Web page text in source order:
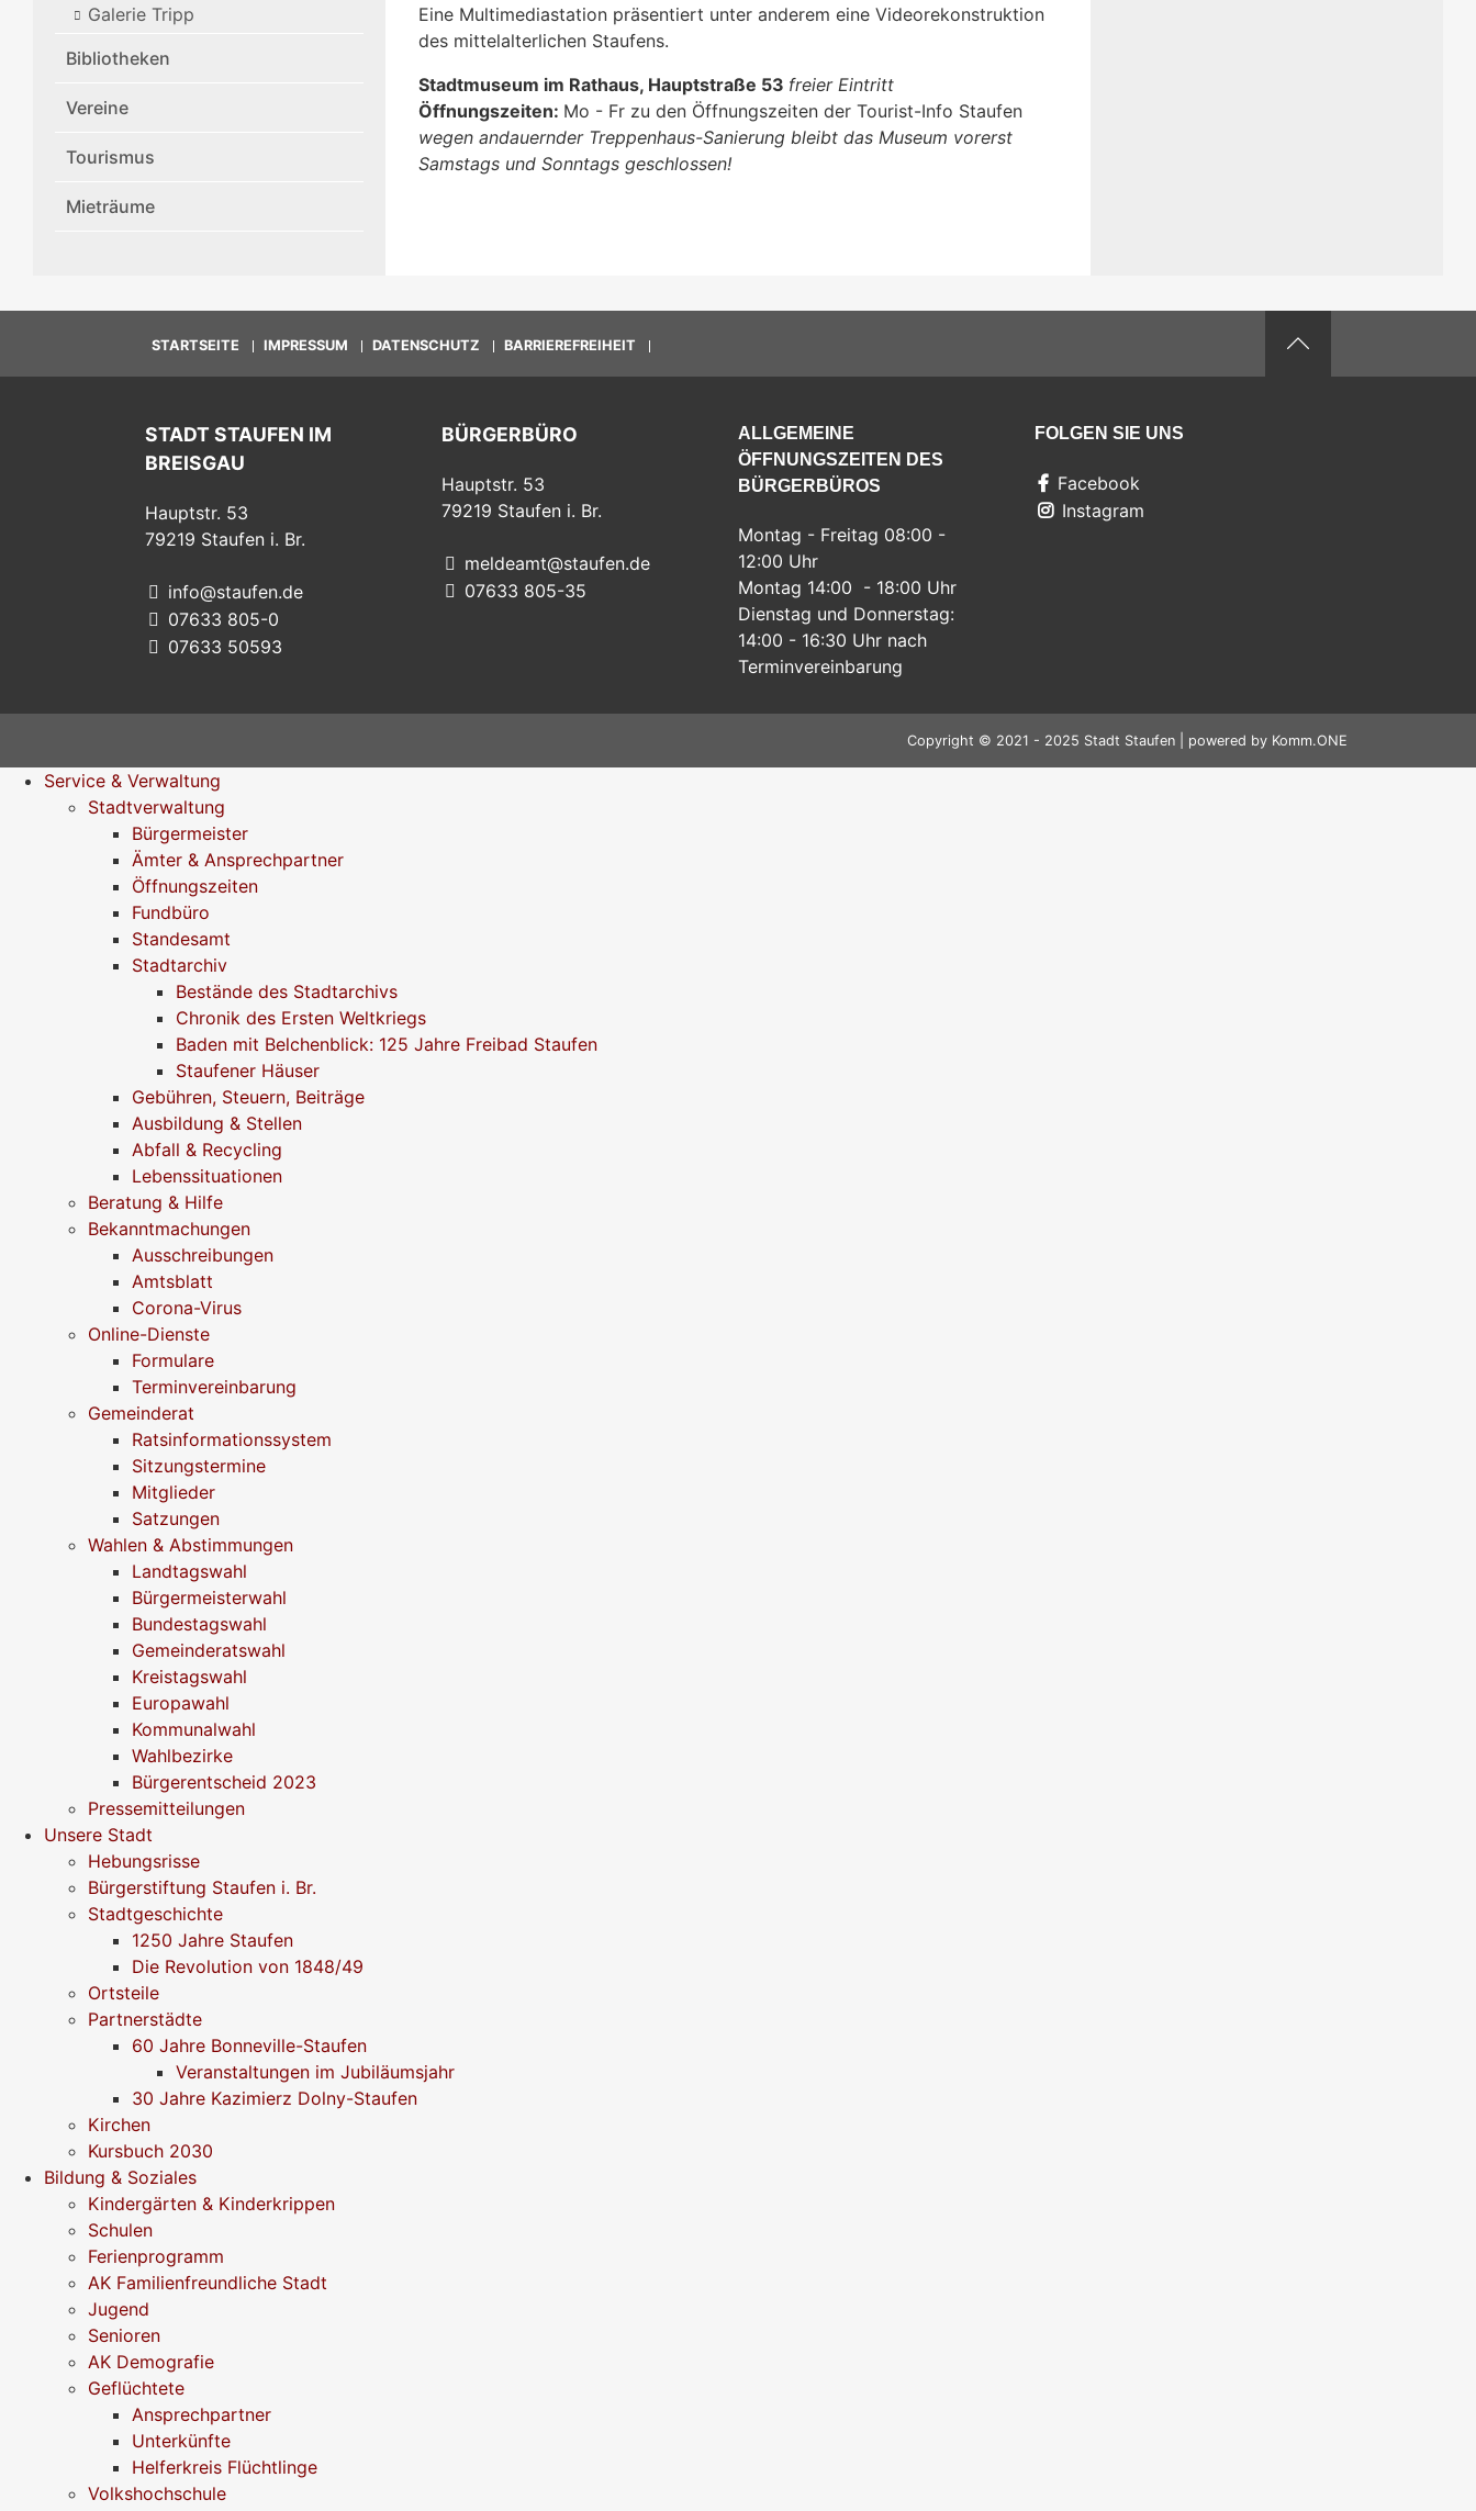
Galerie Tripp
Bibliotheken
Vereine
Tourismus
Mieträume
Eine Multimediastation präsentiert unter anderem eine Videorekonstruktion
des mittelalterlichen Staufens.
Stadtmuseum im Rathaus, Hauptstraße 53 freier Eintritt
Öffnungszeiten: Mo - Fr zu den Öffnungszeiten der Tourist-Info Staufen
wegen andauernder Treppenhaus-Sanierung bleibt das Museum vorerst
Samstags und Sonntags geschlossen!
STARTSEITE IMPRESSUM DATENSCHUTZ BARRIEREFREIHEIT
STADT STAUFEN IM
BREISGAU
Hauptstr. 53
79219 Staufen i. Br.
info@staufen.de
07633 805-0
07633 50593
BÜRGERBÜRO
Hauptstr. 53
79219 Staufen i. Br.
meldeamt@staufen.de
07633 805-35
ALLGEMEINE
ÖFFNUNGSZEITEN DES
BÜRGERBÜROS
Montag - Freitag 08:00 -
12:00 Uhr
Montag 14:00 - 18:00 Uhr
Dienstag und Donnerstag:
14:00 - 16:30 Uhr nach
Terminvereinbarung
FOLGEN SIE UNS
Facebook
Instagram
Copyright © 2021 - 2025 Stadt Staufen | powered by Komm.ONE
Service & Verwaltung
Stadtverwaltung
Bürgermeister
Ämter & Ansprechpartner
Öffnungszeiten
Fundbüro
Standesamt
Stadtarchiv
Bestände des Stadtarchivs
Chronik des Ersten Weltkriegs
Baden mit Belchenblick: 125 Jahre Freibad Staufen
Staufener Häuser
Gebühren, Steuern, Beiträge
Ausbildung & Stellen
Abfall & Recycling
Lebenssituationen
Beratung & Hilfe
Bekanntmachungen
Ausschreibungen
Amtsblatt
Corona-Virus
Online-Dienste
Formulare
Terminvereinbarung
Gemeinderat
Ratsinformationssystem
Sitzungstermine
Mitglieder
Satzungen
Wahlen & Abstimmungen
Landtagswahl
Bürgermeisterwahl
Bundestagswahl
Gemeinderatswahl
Kreistagswahl
Europawahl
Kommunalwahl
Wahlbezirke
Bürgerentscheid 2023
Pressemitteilungen
Unsere Stadt
Hebungsrisse
Bürgerstiftung Staufen i. Br.
Stadtgeschichte
1250 Jahre Staufen
Die Revolution von 1848/49
Ortsteile
Partnerstädte
60 Jahre Bonneville-Staufen
Veranstaltungen im Jubiläumsjahr
30 Jahre Kazimierz Dolny-Staufen
Kirchen
Kursbuch 2030
Bildung & Soziales
Kindergärten & Kinderkrippen
Schulen
Ferienprogramm
AK Familienfreundliche Stadt
Jugend
Senioren
AK Demografie
Geflüchtete
Ansprechpartner
Unterkünfte
Helferkreis Flüchtlinge
Volkshochschule